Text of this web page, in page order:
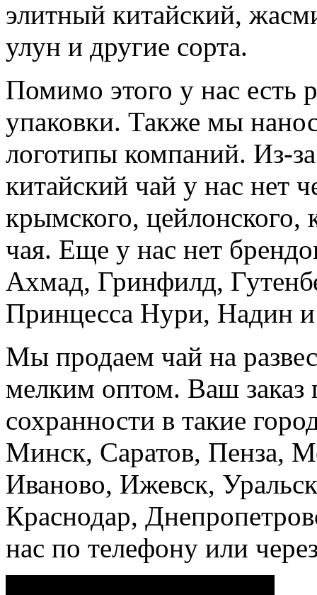
элитный китайский,
улун и другие сорта.
Помимо этого у нас есть
упаковки. Также мы
логотипы компаний. Из-
китайский чай у нас нет
крымского, цейлонского,
чая. Еще у нас нет
Ахмад, Гринфилд,
Принцесса Нури, Надин
Мы продаем чай на
мелким оптом. Ваш заказ
сохранности в такие
Минск, Саратов, Пенза,
Иваново, Ижевск,
Краснодар,
нас по телефону или